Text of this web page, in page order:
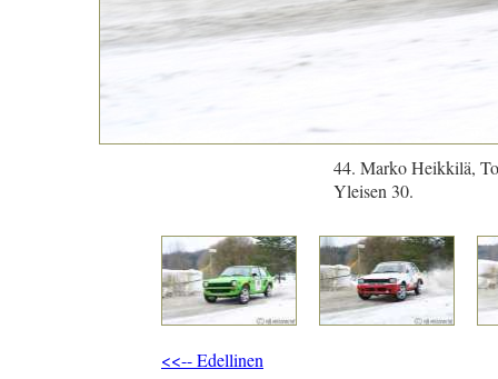
44. Marko Heikkilä,
Yleisen 30.
<<-- Edellinen